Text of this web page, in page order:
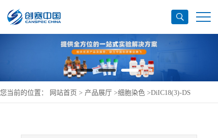
您当前的位置： 网站首页 > 产品展厅 >细胞染色 >DiIC18(3)-DS